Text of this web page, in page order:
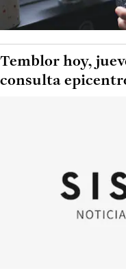
Temblor hoy,
consulta